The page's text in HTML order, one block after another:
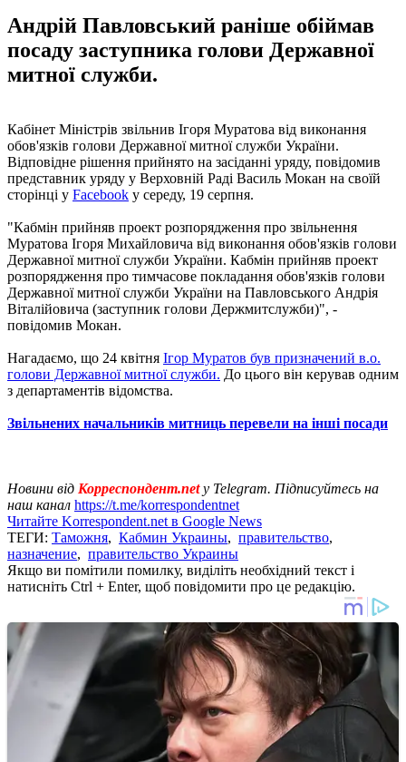
Андрій Павловський раніше обіймав
посаду заступника голови Державної
митної служби.
Кабінет Міністрів звільнив Ігоря Муратова від виконання
обов'язків голови Державної митної служби України.
Відповідне рішення прийнято на засіданні уряду, повідомив
представник уряду у Верховній Раді Василь Мокан на своїй
сторінці у Facebook у середу, 19 серпня.
"Кабмін прийняв проект розпорядження про звільнення
Муратова Ігоря Михайловича від виконання обов'язків голови
Державної митної служби України. Кабмін прийняв проект
розпорядження про тимчасове покладання обов'язків голови
Державної митної служби України на Павловського Андрія
Віталійовича (заступник голови Держмитслужби)", -
повідомив Мокан.
Нагадаємо, що 24 квітня Ігор Муратов був призначений в.о.
голови Державної митної служби. До цього він керував одним
з департаментів відомства.
Звільнених начальників митниць перевели на інші посади
Новини від Корреспондент.net у Telegram. Підписуйтесь на
наш канал https://t.me/korrespondentnet
Читайте Korrespondent.net в Google News
ТЕГИ: Таможня, Кабмин Украины, правительство,
назначение, правительство Украины
Якщо ви помітили помилку, виділіть необхідний текст і
натисніть Ctrl + Enter, щоб повідомити про це редакцію.